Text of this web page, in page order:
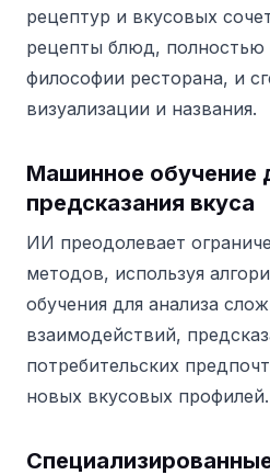
рецептур и вкусовых
рецепты блюд,
философии ресторана, и
визуализации и названия.
Машинное обучение
предсказания вкуса
ИИ преодолевает
методов, используя
обучения для анализа
взаимодействий,
потребительских
новых вкусовых профилей.